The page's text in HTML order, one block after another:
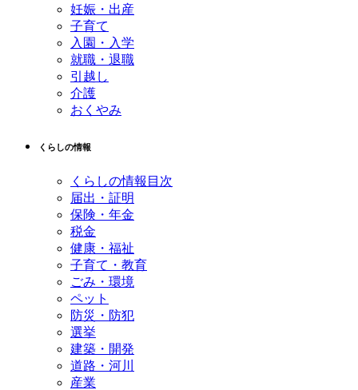
妊娠・出産
子育て
入園・入学
就職・退職
引越し
介護
おくやみ
くらしの情報
くらしの情報目次
届出・証明
保険・年金
税金
健康・福祉
子育て・教育
ごみ・環境
ペット
防災・防犯
選挙
建築・開発
道路・河川
産業